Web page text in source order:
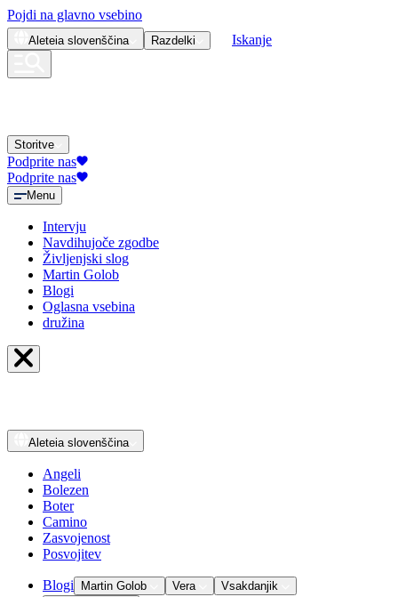
Pojdi na glavno vsebino
Aleteia slovenščina Razdelki Iskanje
Storitve
Podprite nas
Podprite nas
Menu
Intervju
Navdihujoče zgodbe
Življenjski slog
Martin Golob
Blogi
Oglasna vsebina
družina
Aleteia slovenščina
Angeli
Bolezen
Boter
Camino
Zasvojenost
Posvojitev
Blogi Martin Golob Vera
Vsakdanjik